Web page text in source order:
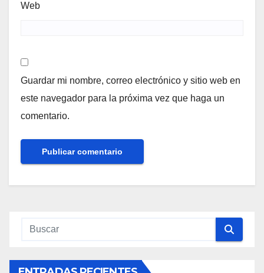
Web
Guardar mi nombre, correo electrónico y sitio web en
este navegador para la próxima vez que haga un
comentario.